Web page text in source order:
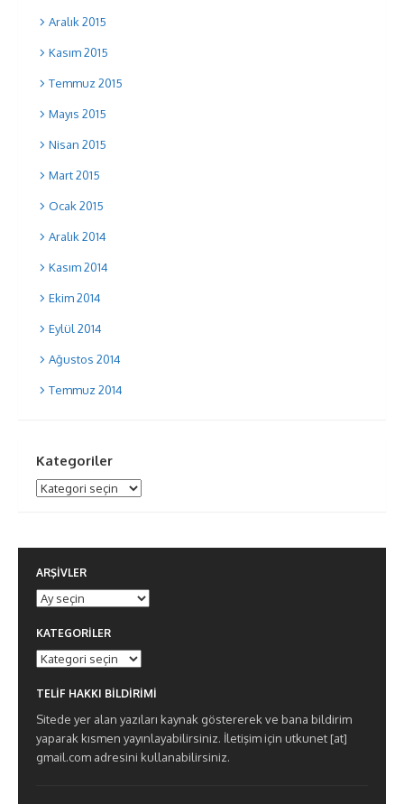
Aralık 2015
Kasım 2015
Temmuz 2015
Mayıs 2015
Nisan 2015
Mart 2015
Ocak 2015
Aralık 2014
Kasım 2014
Ekim 2014
Eylül 2014
Ağustos 2014
Temmuz 2014
Kategoriler
Kategoriler
ARŞIVLER
Arşivler
KATEGORILER
Kategoriler
TELIF HAKKI BILDIRIMI
Sitede yer alan yazıları kaynak göstererek ve bana bildirim
yaparak kısmen yayınlayabilirsiniz. İletişim için utkunet [at]
gmail.com adresini kullanabilirsiniz.